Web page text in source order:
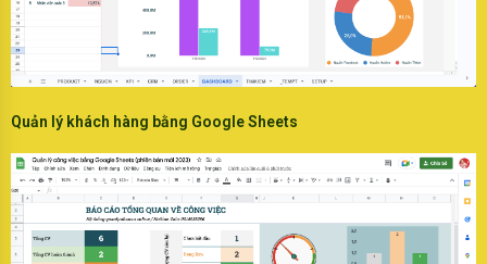
Quản lý khách hàng bằng Google Sheets